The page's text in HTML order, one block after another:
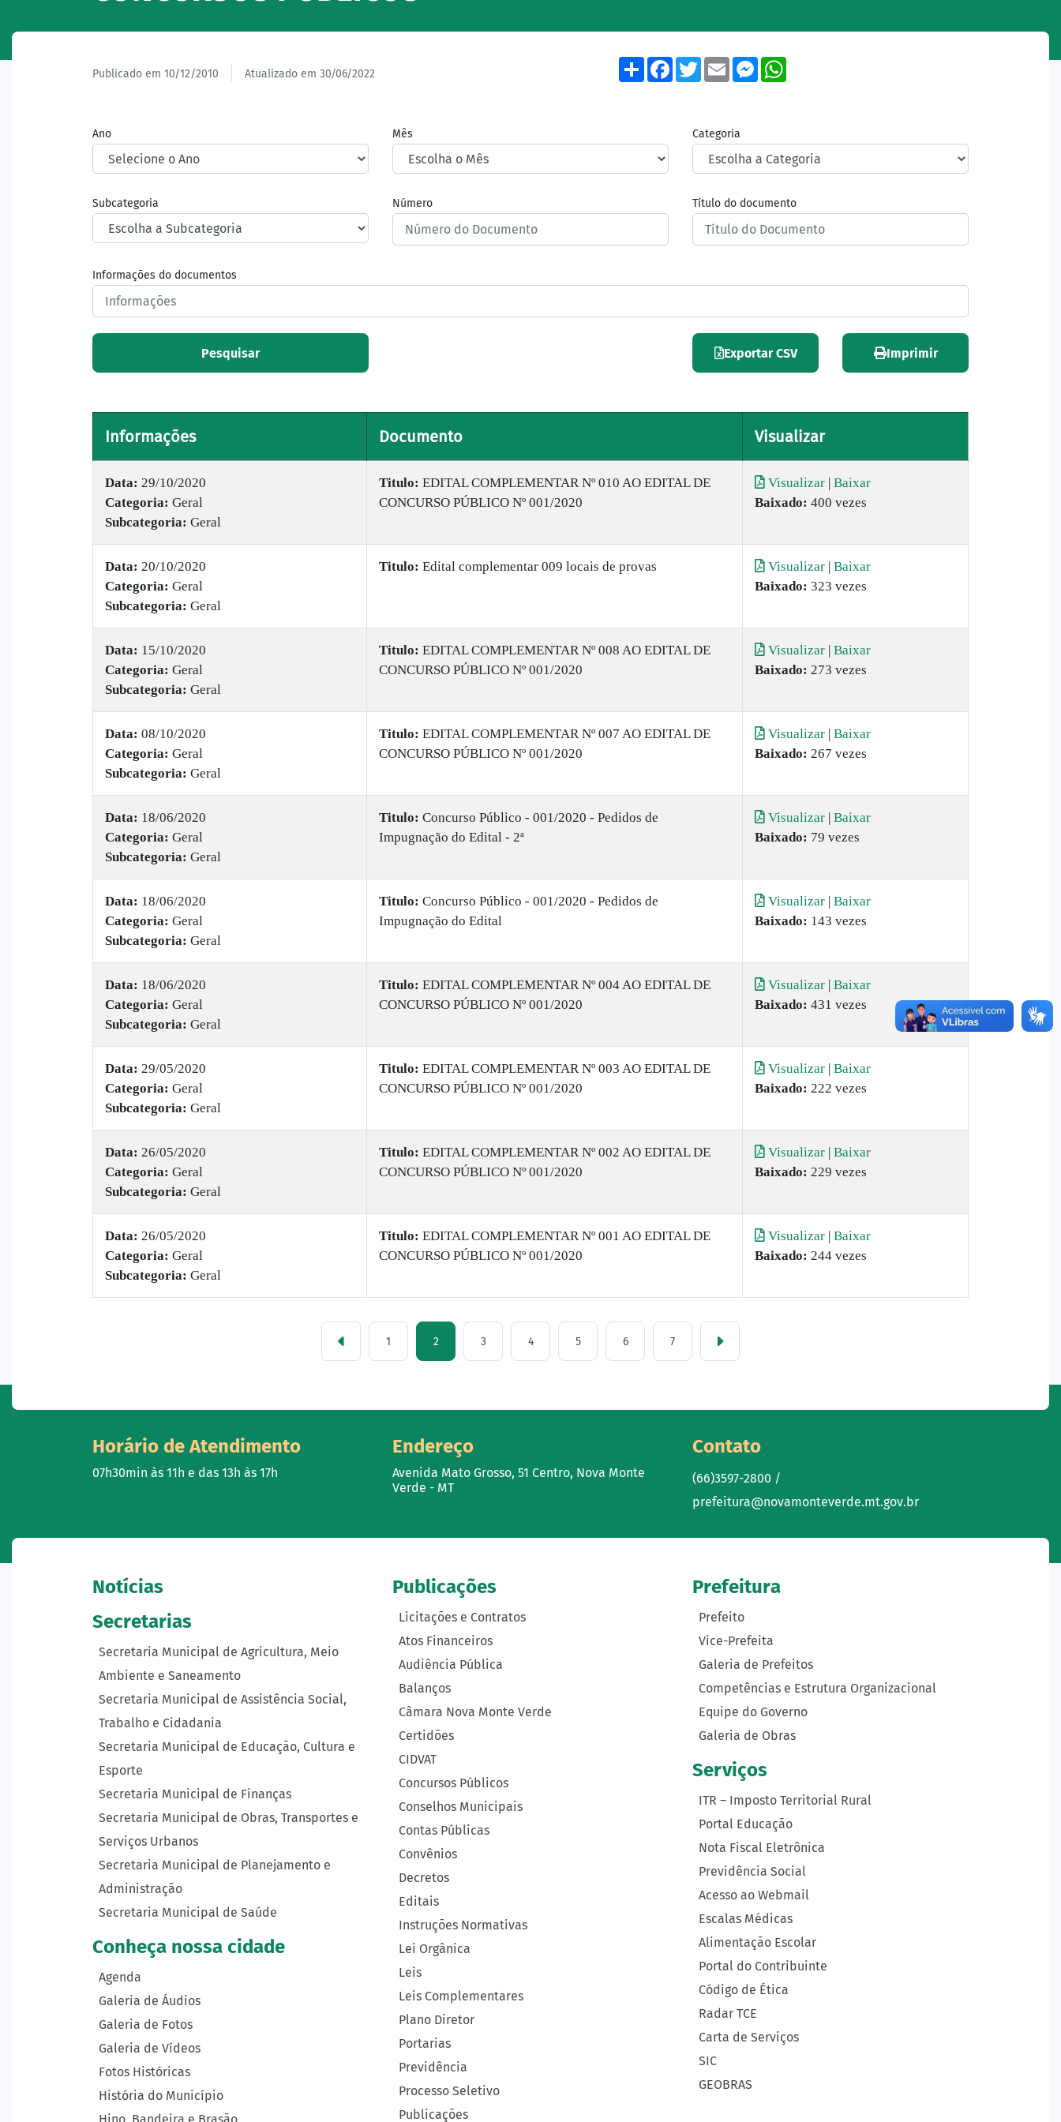
Publicado em 10/12/2010 Atualizado em 30/06/2022
ShareFacebook
TwitterEmailMessenger
Ano Mês Categoria
Subcategoria Número Título do documento
Informações do documentos
Pesquisar Exportar CSV Imprimir
Informações Documento Visualizar
Data: 29/10/2020
Categoria: Geral
Subcategoria: Geral
Titulo: EDITAL COMPLEMENTAR Nº 010 AO EDITAL DE
CONCURSO PÚBLICO Nº 001/2020
Visualizar | Baixar
Baixado: 400 vezes
Data: 20/10/2020
Categoria: Geral
Subcategoria: Geral
Titulo: Edital complementar 009 locais de provas Visualizar | Baixar
Baixado: 323 vezes
Data: 15/10/2020
Categoria: Geral
Subcategoria: Geral
Titulo: EDITAL COMPLEMENTAR Nº 008 AO EDITAL DE
CONCURSO PÚBLICO Nº 001/2020
Visualizar | Baixar
Baixado: 273 vezes
Data: 08/10/2020
Categoria: Geral
Subcategoria: Geral
Titulo: EDITAL COMPLEMENTAR Nº 007 AO EDITAL DE
CONCURSO PÚBLICO Nº 001/2020
Visualizar | Baixar
Baixado: 267 vezes
Data: 18/06/2020
Categoria: Geral
Subcategoria: Geral
Titulo: Concurso Público - 001/2020 - Pedidos de
Impugnação do Edital - 2ª
Visualizar | Baixar
Baixado: 79 vezes
Data: 18/06/2020
Categoria: Geral
Subcategoria: Geral
Titulo: Concurso Público - 001/2020 - Pedidos de
Impugnação do Edital
Visualizar | Baixar
Baixado: 143 vezes
Data: 18/06/2020
Categoria: Geral
Subcategoria: Geral
Titulo: EDITAL COMPLEMENTAR Nº 004 AO EDITAL DE
CONCURSO PÚBLICO Nº 001/2020
Visualizar | Baixar
Baixado: 431 vezes
Data: 29/05/2020
Categoria: Geral
Subcategoria: Geral
Titulo: EDITAL COMPLEMENTAR Nº 003 AO EDITAL DE
CONCURSO PÚBLICO Nº 001/2020
Visualizar | Baixar
Baixado: 222 vezes
Data: 26/05/2020
Categoria: Geral
Subcategoria: Geral
Titulo: EDITAL COMPLEMENTAR Nº 002 AO EDITAL DE
CONCURSO PÚBLICO Nº 001/2020
Visualizar | Baixar
Baixado: 229 vezes
Data: 26/05/2020
Categoria: Geral
Subcategoria: Geral
Titulo: EDITAL COMPLEMENTAR Nº 001 AO EDITAL DE
CONCURSO PÚBLICO Nº 001/2020
Visualizar | Baixar
Baixado: 244 vezes
1 2 3 4 5 6 7
Horário de Atendimento
07h30min às 11h e das 13h às 17h
Endereço
Avenida Mato Grosso, 51 Centro, Nova Monte
Verde - MT
Contato
(66)3597-2800 /
prefeitura@novamonteverde.mt.gov.br
Notícias
Secretarias
Secretaria Municipal de Agricultura, Meio
Ambiente e Saneamento
Secretaria Municipal de Assistência Social,
Trabalho e Cidadania
Secretaria Municipal de Educação, Cultura e
Esporte
Secretaria Municipal de Finanças
Secretaria Municipal de Obras, Transportes e
Serviços Urbanos
Secretaria Municipal de Planejamento e
Administração
Secretaria Municipal de Saúde
Conheça nossa cidade
Agenda
Galeria de Áudios
Galeria de Fotos
Galeria de Vídeos
Fotos Históricas
História do Município
Publicações
Licitações e Contratos
Atos Financeiros
Audiência Pública
Balanços
Câmara Nova Monte Verde
Certidões
CIDVAT
Concursos Públicos
Conselhos Municipais
Contas Públicas
Convênios
Decretos
Editais
Instruções Normativas
Lei Orgânica
Leis
Leis Complementares
Plano Diretor
Portarias
Previdência
Processo Seletivo
Publicações
Prefeitura
Prefeito
Vice-Prefeita
Galeria de Prefeitos
Competências e Estrutura Organizacional
Equipe do Governo
Galeria de Obras
Serviços
ITR – Imposto Territorial Rural
Portal Educação
Nota Fiscal Eletrônica
Previdência Social
Acesso ao Webmail
Escalas Médicas
Alimentação Escolar
Portal do Contribuinte
Código de Ética
Radar TCE
Carta de Serviços
SIC
GEOBRAS